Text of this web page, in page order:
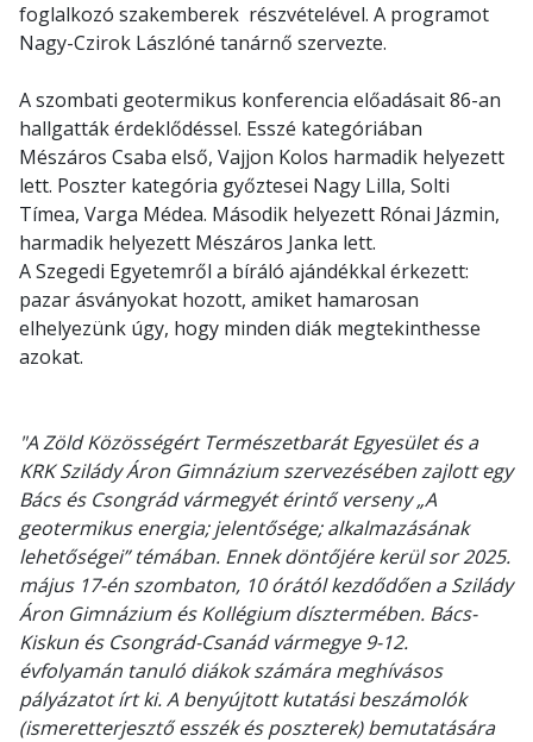
foglalkozó szakemberek részvételével. A programot
Nagy-Czirok Lászlóné tanárnő szervezte.
A szombati geotermikus konferencia előadásait 86-an
hallgatták érdeklődéssel. Esszé kategóriában
Mészáros Csaba első, Vajjon Kolos harmadik helyezett
lett. Poszter kategória győztesei Nagy Lilla, Solti
Tímea, Varga Médea. Második helyezett Rónai Jázmin,
harmadik helyezett Mészáros Janka lett.
A Szegedi Egyetemről a bíráló ajándékkal érkezett:
pazar ásványokat hozott, amiket hamarosan
elhelyezünk úgy, hogy minden diák megtekinthesse
azokat.
"A Zöld Közösségért Természetbarát Egyesület és a
KRK Szilády Áron Gimnázium szervezésében zajlott egy
Bács és Csongrád vármegyét érintő verseny „A
geotermikus energia; jelentősége; alkalmazásának
lehetőségei” témában. Ennek döntőjére kerül sor 2025.
május 17-én szombaton, 10 órától kezdődően a Szilády
Áron Gimnázium és Kollégium dísztermében. Bács-
Kiskun és Csongrád-Csanád vármegye 9-12.
évfolyamán tanuló diákok számára meghívásos
pályázatot írt ki. A benyújtott kutatási beszámolók
(ismeretterjesztő esszék és poszterek) bemutatására